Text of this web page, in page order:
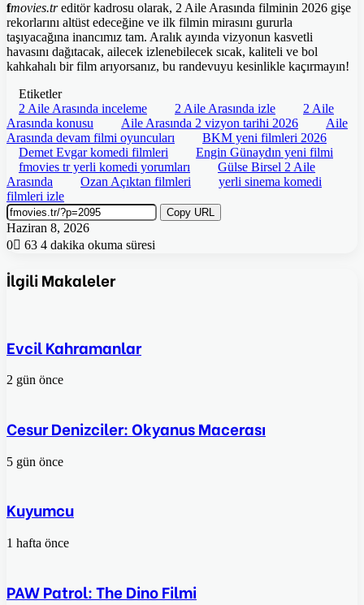
fmovies.treditör kadrosu olarak, 2 Aile Arasında filminin 2026 gişe
rekorlarını altüst edeceğine ve ilk filmin mirasını gururla
taşıyacağına inancımız tam. Aralık ayında vizyonun kasvetli
havasını dağıtacak, ailecek izlenebilecek sıcak, kaliteli ve bol
kahkahalı bir film arıyorsanız, bu randevuyu kesinlikle kaçırmayın!
Etiketler
2 Aile Arasında inceleme
2 Aile Arasında izle
2 Aile
Arasında konusu
Aile Arasında 2 vizyon tarihi 2026
Aile
Arasında devam filmi oyuncuları
BKM yeni filmleri 2026
Demet Evgar komedi filmleri
Engin Günaydın yeni filmi
fmovies tr yerli komedi yorumları
Gülse Birsel 2 Aile
Arasında
Ozan Açıktan filmleri
yerli sinema komedi
filmleri izle
Copy URL
Haziran 8, 2026
0
63 4 dakika okuma süresi
İlgili Makaleler
Evcil Kahramanlar
2 gün önce
Cesur Denizciler: Okyanus Macerası
5 gün önce
Kuyumcu
1 hafta önce
PAW Patrol: The Dino Filmi